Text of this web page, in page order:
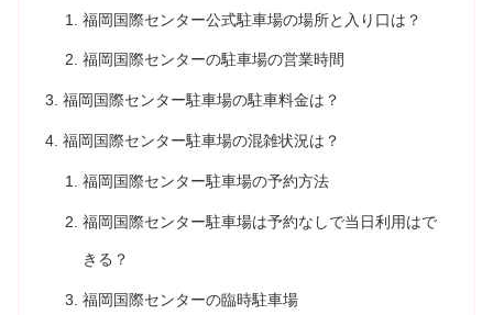
福岡国際センター公式駐車場の場所と入り口は？
福岡国際センターの駐車場の営業時間
福岡国際センター駐車場の駐車料金は？
福岡国際センター駐車場の混雑状況は？
福岡国際センター駐車場の予約方法
福岡国際センター駐車場は予約なしで当日利用はで
きる？
福岡国際センターの臨時駐車場